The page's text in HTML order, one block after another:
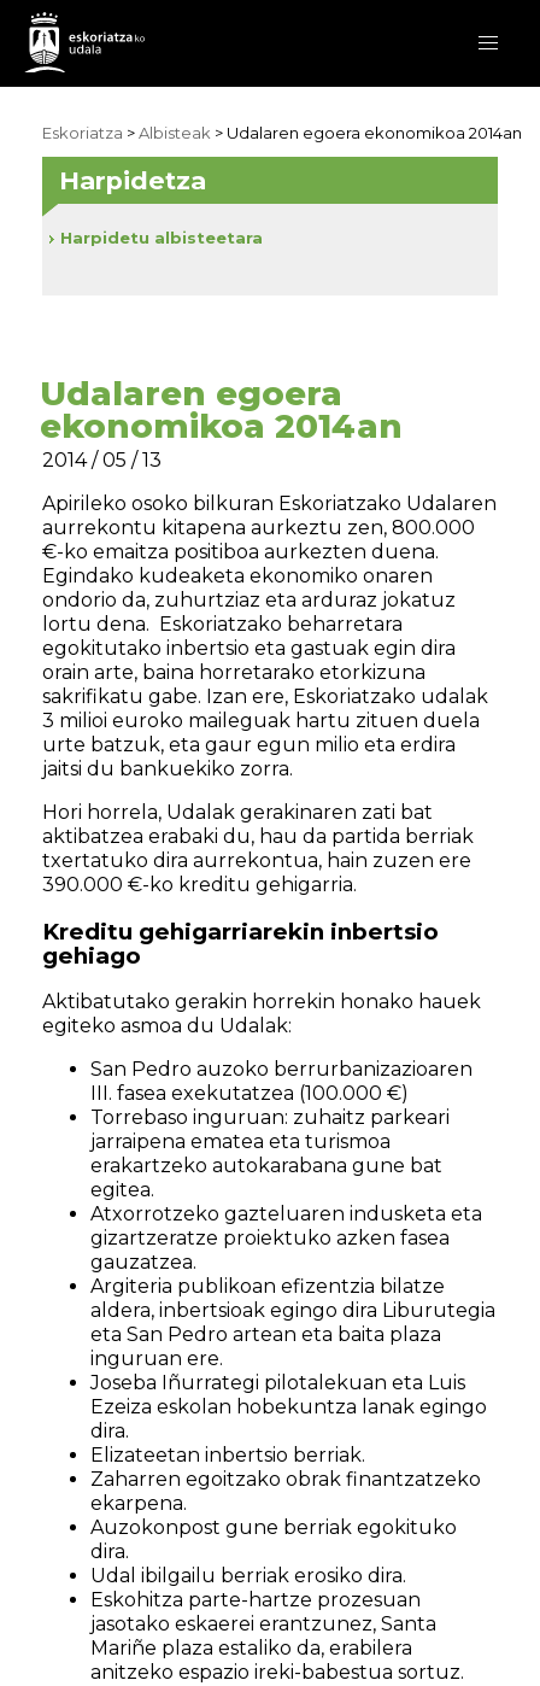
Eskoriatza >Albisteak > Udalaren egoera ekonomikoa 2014an
Udalaren egoera
ekonomikoa 2014an
2014 / 05 / 13
Apirileko osoko bilkuran Eskoriatzako Udalaren
aurrekontu kitapena aurkeztu zen, 800.000
€-ko emaitza positiboa aurkezten duena.
Egindako kudeaketa ekonomiko onaren
ondorio da, zuhurtziaz eta arduraz jokatuz
lortu dena. Eskoriatzako beharretara
egokitutako inbertsio eta gastuak egin dira
orain arte, baina horretarako etorkizuna
sakrifikatu gabe. Izan ere, Eskoriatzako udalak
3 milioi euroko maileguak hartu zituen duela
urte batzuk, eta gaur egun milio eta erdira
jaitsi du bankuekiko zorra.
Hori horrela, Udalak gerakinaren zati bat
aktibatzea erabaki du, hau da partida berriak
txertatuko dira aurrekontua, hain zuzen ere
390.000 €-ko kreditu gehigarria.
Kreditu gehigarriarekin inbertsio
gehiago
Aktibatutako gerakin horrekin honako hauek
egiteko asmoa du Udalak:
San Pedro auzoko berrurbanizazioaren
III. fasea exekutatzea (100.000 €)
Torrebaso inguruan: zuhaitz parkeari
jarraipena ematea eta turismoa
erakartzeko autokarabana gune bat
egitea.
Atxorrotzeko gazteluaren indusketa eta
gizartzeratze proiektuko azken fasea
gauzatzea.
Argiteria publikoan efizentzia bilatze
aldera, inbertsioak egingo dira Liburutegia
eta San Pedro artean eta baita plaza
inguruan ere.
Joseba Iñurrategi pilotalekuan eta Luis
Ezeiza eskolan hobekuntza lanak egingo
dira.
Elizateetan inbertsio berriak.
Zaharren egoitzako obrak finantzatzeko
ekarpena.
Auzokonpost gune berriak egokituko
dira.
Udal ibilgailu berriak erosiko dira.
Eskohitza parte-hartze prozesuan
jasotako eskaerei erantzunez, Santa
Mariñe plaza estaliko da, erabilera
anitzeko espazio ireki-babestua sortuz.
Harpidetza
Harpidetu albisteetara